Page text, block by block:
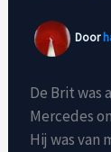
Door
De Brit was
Mercedes
Hij was van